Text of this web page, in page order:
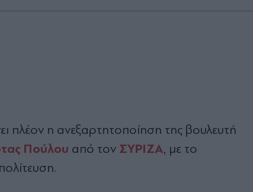
πλέον η ανεξαρτητοποίηση της βουλευτή
Πούλου από τον ΣΥΡΙΖΑ, με το